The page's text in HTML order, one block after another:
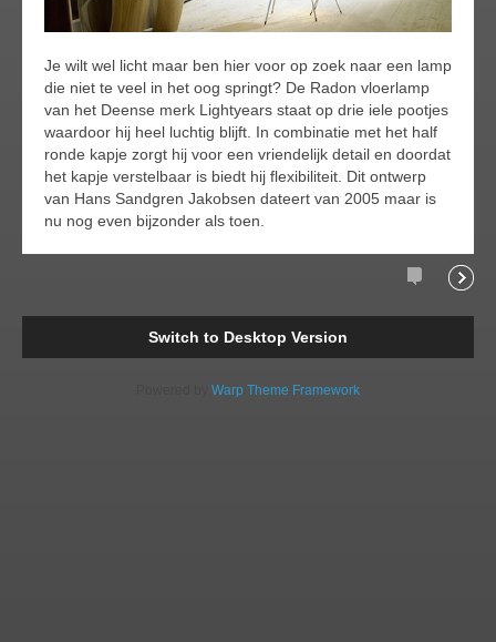
Je wilt wel licht maar ben hier voor op zoek naar een lamp
die niet te veel in het oog springt? De Radon vloerlamp
van het Deense merk Lightyears staat op drie iele pootjes
waardoor hij heel luchtig blijft. In combinatie met het half
ronde kapje zorgt hij voor een vriendelijk detail en doordat
het kapje verstelbaar is biedt hij flexibiliteit. Dit ontwerp
van Hans Sandgren Jakobsen dateert van 2005 maar is
nu nog even bijzonder als toen.
Comments
Switch to Desktop Version
Warp Theme Framework